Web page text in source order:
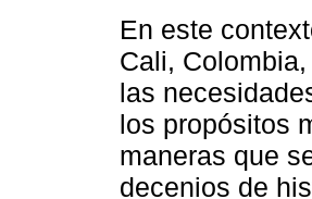
En este
Cali,
las
los propósitos
maneras que
decenios de